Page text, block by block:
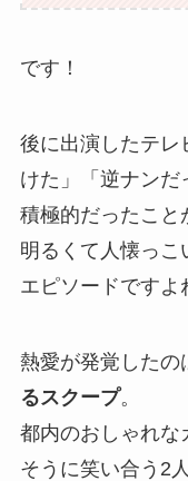
です！
後に出演したテレ
けた」「逆ナンだ
積極的だったこと
明るくて人懐っこ
エピソードですよ
熱愛が発覚したの
るスクープ。
都内のおしゃれな
そうに笑い合う2